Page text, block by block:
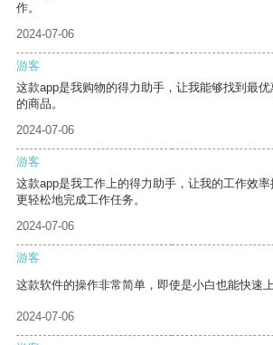
作。
2024-07-06
游客
这款app是我购物的得力助手，让我能够找到最
的商品。
2024-07-06
游客
这款app是我工作上的得力助手，让我的工作效
更轻松地完成工作任务。
2024-07-06
游客
这款软件的操作非常简单，即使是小白也能快速上
2024-07-06